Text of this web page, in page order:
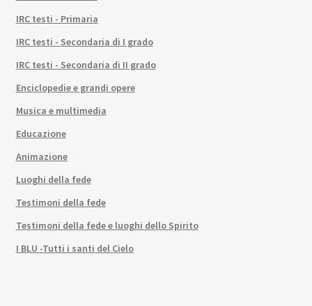
IRC testi - Primaria
IRC testi - Secondaria di I grado
IRC testi - Secondaria di II grado
Enciclopedie e grandi opere
Musica e multimedia
Educazione
Animazione
Luoghi della fede
Testimoni della fede
Testimoni della fede e luoghi dello Spirito
I BLU -Tutti i santi del Cielo